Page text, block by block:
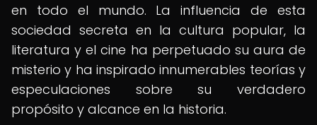
en todo el mundo. La influencia de esta
sociedad secreta en la cultura popular, la
literatura y el cine ha perpetuado su aura de
misterio y ha inspirado innumerables teorías y
especulaciones sobre su verdadero
propósito y alcance en la historia.